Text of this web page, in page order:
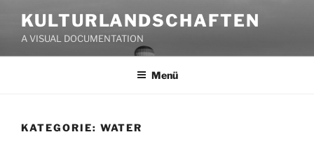
Inhalt
springen
KULTURLANDSCHAFTEN
A VISUAL DOCUMENTATION
Menü
KATEGORIE: WATER